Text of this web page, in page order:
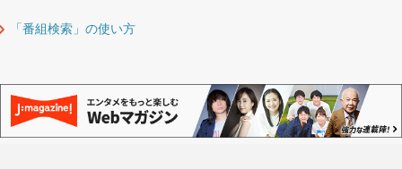
「番組検索」の使い方